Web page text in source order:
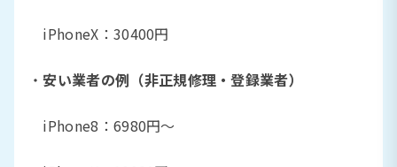
iPhoneX：30400円
・安い業者の例（非正規修理・登録業者）
iPhone8：6980円〜